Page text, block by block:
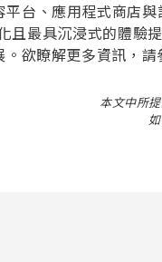
台、應用程式商店
最具沉浸式的體驗
欲瞭解更多資訊，請
本文中所